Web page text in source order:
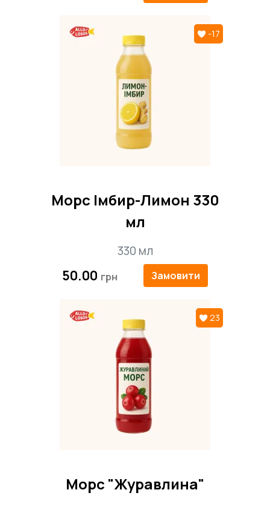
-17
Морс Імбир-Лимон 330
мл
330 мл
50.00 Замовити
23
Морс "Журавлина"